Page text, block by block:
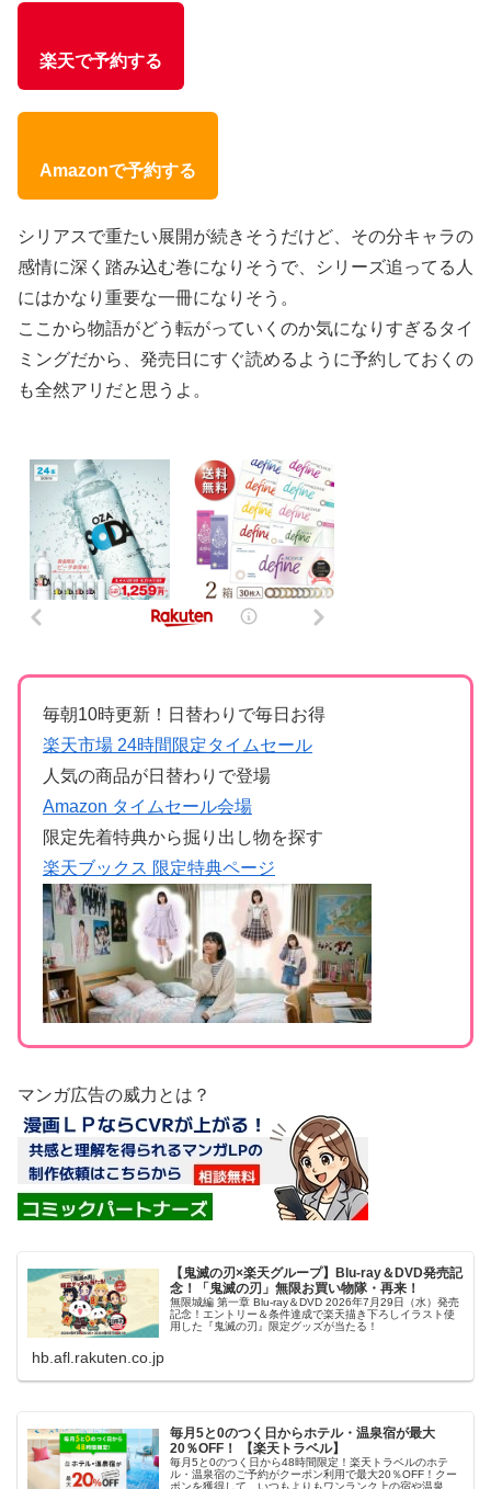
楽天で予約する
Amazonで予約する
シリアスで重たい展開が続きそうだけど、その分キャラの
感情に深く踏み込む巻になりそうで、シリーズ追ってる人
にはかなり重要な一冊になりそう。
ここから物語がどう転がっていくのか気になりすぎるタイ
ミングだから、発売日にすぐ読めるように予約しておくの
も全然アリだと思うよ。
毎朝10時更新！日替わりで毎日お得
楽天市場 24時間限定タイムセール
人気の商品が日替わりで登場
Amazon タイムセール会場
限定先着特典から掘り出し物を探す
楽天ブックス 限定特典ページ
マンガ広告の威力とは？
【鬼滅の刃×楽天グループ】Blu-ray＆DVD発売記
念！「鬼滅の刃」無限お買い物隊・再来！
無限城編 第一章 Blu-ray＆DVD 2026年7月29日（水）発売
記念！エントリー＆条件達成で楽天描き下ろしイラスト使
用した『鬼滅の刃』限定グッズが当たる！
hb.afl.rakuten.co.jp
毎月5と0のつく日からホテル・温泉宿が最大
20％OFF！ 【楽天トラベル】
毎月5と0のつく日から48時間限定！楽天トラベルのホテ
ル・温泉宿のご予約がクーポン利用で最大20％OFF！クー